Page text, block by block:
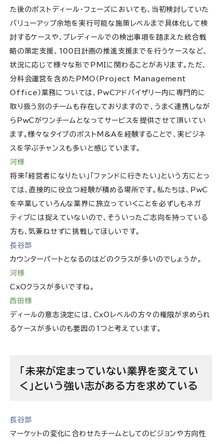
た後のポストディール・フェーズにおいても、当初検討していた
バリューアップ余地を実行可能な施策レベルまで具体化して検
討するケースや、プレディールでの検出事項を踏まえた統合戦
略の策定支援、100日計画の推進支援までを行うケースなど、
状況に応じて様々な形でPMIに関わることがあります。ただ、
分科会運営を含めたPMO（Project Management
Office）業務については、PwCアドバイザリー内に専門的に
取り扱う別のチームも存在しておりますので、うまく連携しなが
らPwCがワンチームとなってサービスを提供させて頂いてい
ます。様々なタイプのポストM&Aを経験することで、実ビジネ
スを学ぶチャンスも多いと感じています。
河様
将来「経営者になりたい」「ファンドに行きたい」という方にとっ
ては、直接的に役立つ経験が積める場所です。私たちは、PwC
を卒業していろんな業界に旅立っていくことを必ずしもネガ
ティブには捉えていないので、そういったご志向を持っている
方も、気兼ねせずに挑戦してほしいです。
長谷部
カウンターパートとなるのはどのクラスが多いのでしょうか。
河様
CxOクラスが多いですね。
西田様
ディールの意志決定には、CxOレベルの方々の権限が求められ
るケースが多いのも要因の1つと考えています。
「未来が定まっていない業界を変えてい
く」という強い志がある方を求めている
長谷部
マーケットの変化に合わせたチームとしてのビジョンや方向性